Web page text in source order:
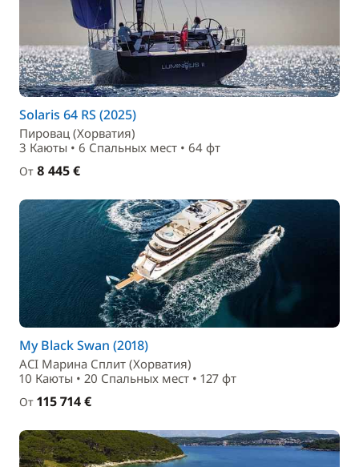
Solaris 64 RS (2025)
Пировац (Хорватия)
3 Каюты • 6 Спальныx мест • 64 фт
От 8 445 €
My Black Swan (2018)
ACI Марина Сплит (Хорватия)
10 Каюты • 20 Спальныx мест • 127 фт
От 115 714 €